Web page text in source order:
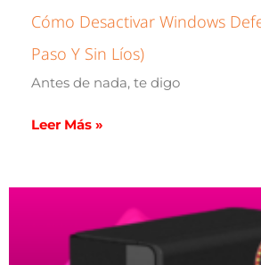
Cómo Desactivar Windows
Paso Y Sin Líos)
Antes de nada, te digo
Leer Más »